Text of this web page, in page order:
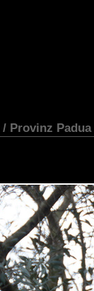
/ Provinz Padua